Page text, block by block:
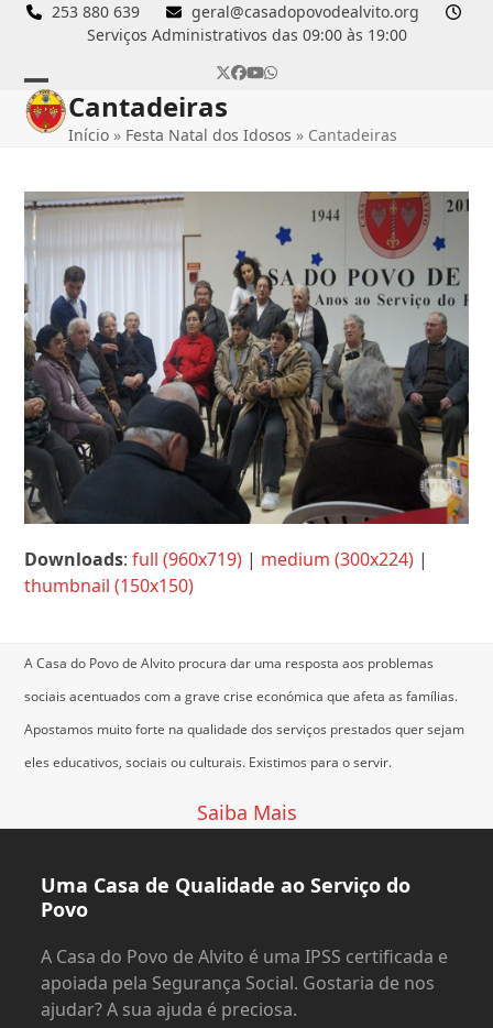
Skip
253 880 639
geral@casadopovodealvito.org
Serviços Administrativos das 09:00 às 19:00
Twitter
Facebook
YouTube
Whatsapp
Open
mobile
Close
mobile
Cantadeiras
Início » Festa Natal dos Idosos » Cantadeiras
Downloads:full (960x719) | medium (300x224) |
thumbnail (150x150)
A Casa do Povo de Alvito procura dar uma resposta aos problemas
sociais acentuados com a grave crise económica que afeta as famílias.
Apostamos muito forte na qualidade dos serviços prestados quer sejam
eles educativos, sociais ou culturais. Existimos para o servir.
Saiba Mais
Uma Casa de Qualidade ao Serviço do
Povo
A Casa do Povo de Alvito é uma IPSS certificada e
apoiada pela Segurança Social. Gostaria de nos
ajudar? A sua ajuda é preciosa.